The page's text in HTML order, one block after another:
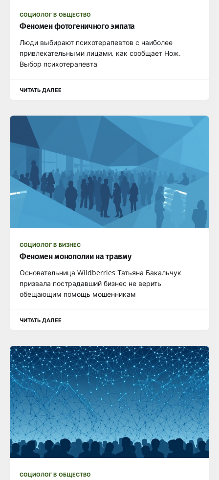
СОЦИОЛОГ В ОБЩЕСТВО
Феномен фотогеничного эмпата
Люди выбирают психотерапевтов с наиболее
привлекательными лицами, как сообщает Нож.
Выбор психотерапевта
ЧИТАТЬ ДАЛЕЕ
СОЦИОЛОГ В БИЗНЕС
Феномен монополии на травму
Основательница Wildberries Татьяна Бакальчук
призвала пострадавший бизнес не верить
обещающим помощь мошенникам
ЧИТАТЬ ДАЛЕЕ
СОЦИОЛОГ В ОБЩЕСТВО